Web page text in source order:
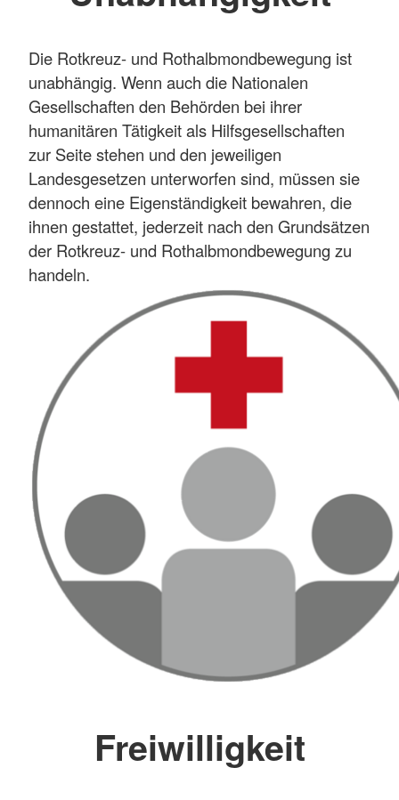
Die Rotkreuz- und Rothalbmondbewegung ist
unabhängig. Wenn auch die Nationalen
Gesellschaften den Behörden bei ihrer
humanitären Tätigkeit als Hilfsgesellschaften
zur Seite stehen und den jeweiligen
Landesgesetzen unterworfen sind, müssen sie
dennoch eine Eigenständigkeit bewahren, die
ihnen gestattet, jederzeit nach den Grundsätzen
der Rotkreuz- und Rothalbmondbewegung zu
handeln.
Freiwilligkeit